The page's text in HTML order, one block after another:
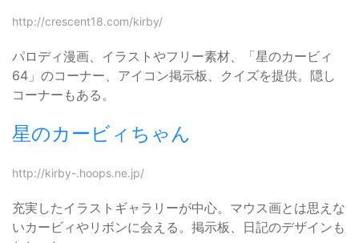
http://crescent18.com/kirby/
パロディ漫画、イラストやフリー素材、「星のカービィ
64」のコーナー、アイコン掲示板、クイズを提供。隠し
コーナーもある。
星のカービィちゃん
http://kirby-.hoops.ne.jp/
充実したイラストギャラリーが中心。マウス画とは思えな
いカービィやリボンに会える。掲示板、日記のデザインも